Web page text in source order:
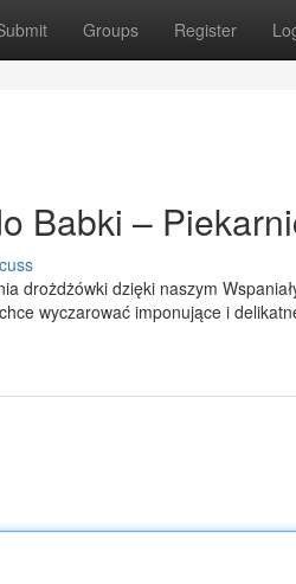
Groups Register
Babki –
drożdżówki dzięki naszym
wyczarować imponujące i